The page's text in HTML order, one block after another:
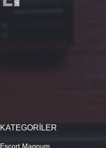
KATEGORİLER
Escort Magnum